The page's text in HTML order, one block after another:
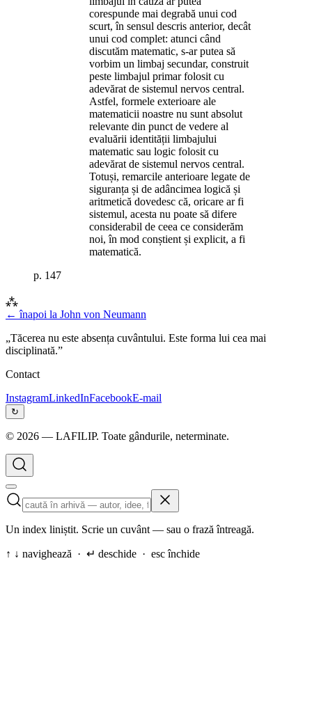
corespunde mai degrabă unui cod
scurt, în sensul descris anterior, decât
unui cod complet: atunci când
discutăm matematic, s-ar putea să
vorbim un limbaj secundar, construit
peste limbajul primar folosit cu
adevărat de sistemul nervos central.
Astfel, formele exterioare ale
matematicii noastre nu sunt absolut
relevante din punct de vedere al
evaluării identității limbajului
matematic sau logic folosit cu
adevărat de sistemul nervos central.
Totuși, remarcile anterioare legate de
siguranța și de adâncimea logică și
aritmetică dovedesc că, oricare ar fi
sistemul, acesta nu poate să difere
considerabil de ceea ce considerăm
noi, în mod conștient și explicit, a fi
matematică.
p. 147
⁂
← înapoi la John von Neumann
„Tăcerea nu este absența cuvântului. Este forma lui cea mai
disciplinată.”
Contact
InstagramLinkedInFacebookE-mail
↻
© 2026 — LAFILIP. Toate gândurile, neterminate.
Un index liniștit. Scrie un cuvânt — sau o frază întreagă.
↑ ↓ navighează · ↵ deschide · esc închide